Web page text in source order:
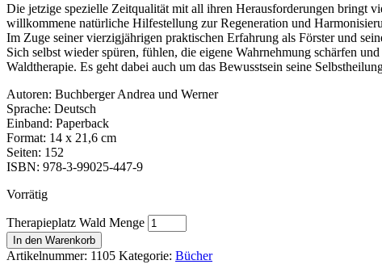
Die jetzige spezielle Zeitqualität mit all ihren Herausforderungen bringt
willkommene natürliche Hilfestellung zur Regeneration und
Im Zuge seiner vierzigjährigen praktischen Erfahrung als Förster und
Sich selbst wieder spüren, fühlen, die eigene Wahrnehmung schärfen
Waldtherapie. Es geht dabei auch um das Bewusstsein seine
Autoren: Buchberger Andrea und Werner
Sprache: Deutsch
Einband: Paperback
Format: 14 x 21,6 cm
Seiten: 152
ISBN: 978-3-99025-447-9
Vorrätig
Therapieplatz Wald Menge
In den Warenkorb
Artikelnummer: 1105 Kategorie: Bücher